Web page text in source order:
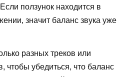
ползунок находится в
значит баланс звука уже
разных треков или
чтобы убедиться, что баланс